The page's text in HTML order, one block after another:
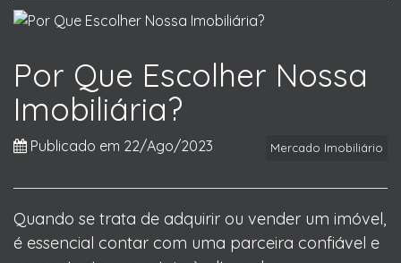
Por Que Escolher Nossa
Imobiliária?
Publicado em 22/Ago/2023 Mercado Imobiliário
Quando se trata de adquirir ou vender um imóvel,
é essencial contar com uma parceira confiável e